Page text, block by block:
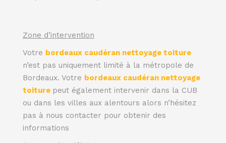
Zone d’intervention
Votre bordeaux caudéran nettoyage toiture
n’est pas uniquement limité à la métropole de
Bordeaux. Votre bordeaux caudéran nettoyage
toiture peut également intervenir dans la CUB
ou dans les villes aux alentours alors n’hésitez
pas à nous contacter pour obtenir des
informations